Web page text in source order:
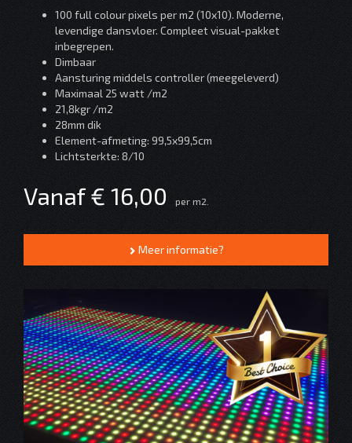
100 full colour pixels per m2 (10x10). Moderne,
levendige dansvloer. Compleet visual-pakket
inbegrepen.
Dimbaar
Aansturing middels controller (meegeleverd)
Maximaal 25 watt /m2
21,8kgr /m2
28mm dik
Element-afmeting: 99,5x99,5cm
Lichtsterkte: 8/10
Vanaf € 16,00 per m2.
Meer informatie?